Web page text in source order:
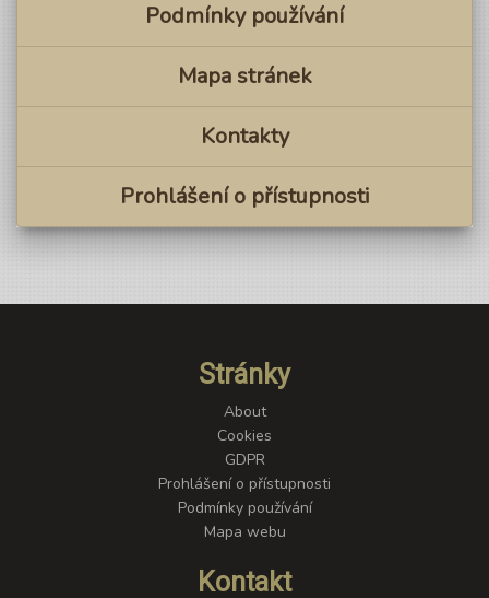
Podmínky používání
Mapa stránek
Kontakty
Prohlášení o přístupnosti
Stránky
About
Cookies
GDPR
Prohlášení o přístupnosti
Podmínky používání
Mapa webu
Kontakt